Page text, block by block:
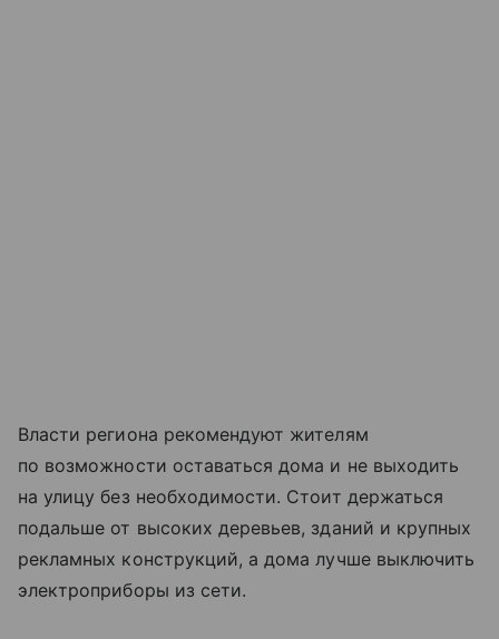
Власти региона рекомендуют жителям
по возможности оставаться дома и не выходить
на улицу без необходимости. Стоит держаться
подальше от высоких деревьев, зданий и крупных
рекламных конструкций, а дома лучше выключить
электроприборы из сети.